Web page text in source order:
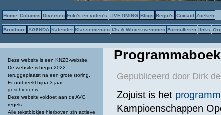
Home Columns Diversen Foto's en video's LIVETIMING Blogs Regio's Contact Zoeken
Brochure AGENDA Kalender Klassementen IJs & Winterzwemmen Formulieren links
Deze website is een KNZB-website.
De website is begin 2022
teruggeplaatst na een grote storing.
Er ontbreekt bijna 3 jaar
geschiedenis.
Deze website voldoet aan de AVG
regels.
Alle tekstblokjes hierboven zijn actieve
Gepubliceerd door Dirk
Zojuist is het
Kampioenschappen